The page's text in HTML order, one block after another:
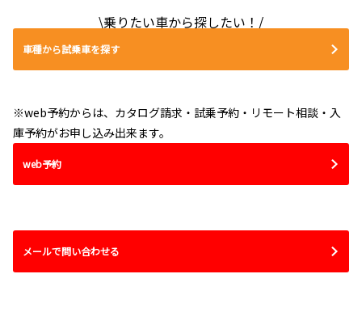
\乗りたい車から探したい！/
車種から試乗車を探す
※web予約からは、カタログ請求・試乗予約・リモート相談・入
庫予約がお申し込み出来ます。
web予約
メールで問い合わせる